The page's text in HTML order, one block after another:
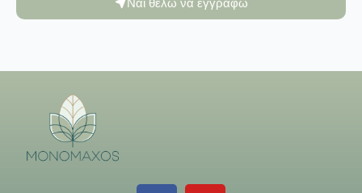
Ναι θέλω να εγγραφώ